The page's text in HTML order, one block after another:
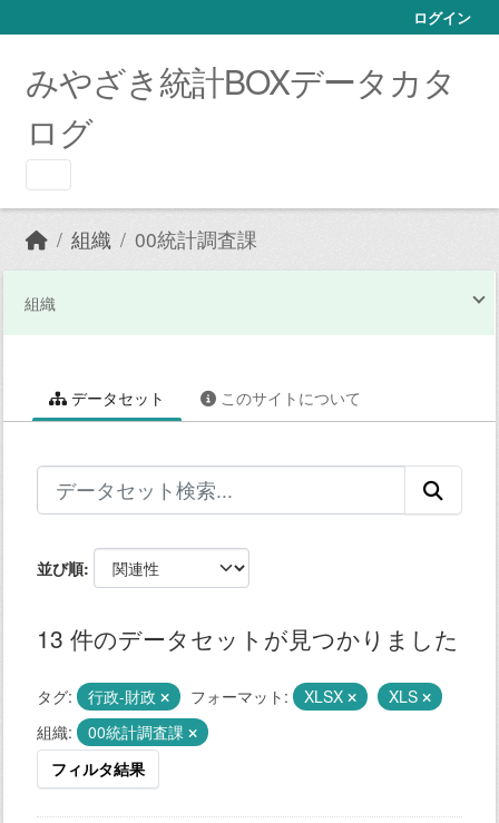
ログイン
みやざき統計BOXデータカタ
ログ
組織 00統計調査課
組織
データセット このサイトについて
並び順
13 件のデータセットが見つかりました
タグ: 行政-財政 フォーマット: XLSX
XLS
組織:
00統計調査課
フィルタ結果